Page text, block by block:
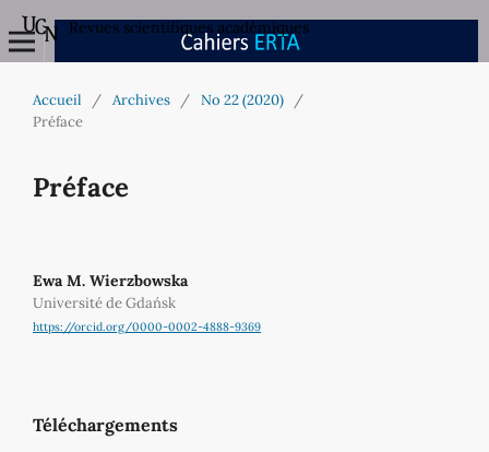
Revues scientifiques académiques
Accueil / Archives / No 22 (2020)
/
Préface
Préface
Ewa M. Wierzbowska
Université de Gdańsk
https://orcid.org/0000-0002-4888-9369
Téléchargements